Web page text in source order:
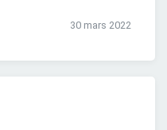
30 mars 2022